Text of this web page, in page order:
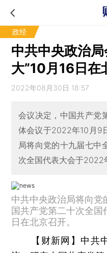
政经
中共中央政治
大”10月16日在
2022年08月30日 18:57
会议决定，中国共产党
体会议于2022年10月9
局将向党的十九届七中
次全国代表大会于2022
中共中央政治局将向党
国共产党第二十次全
日在北京召开。
【财新网】 中共